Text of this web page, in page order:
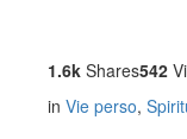
1.6k Shares542
in Vie perso,